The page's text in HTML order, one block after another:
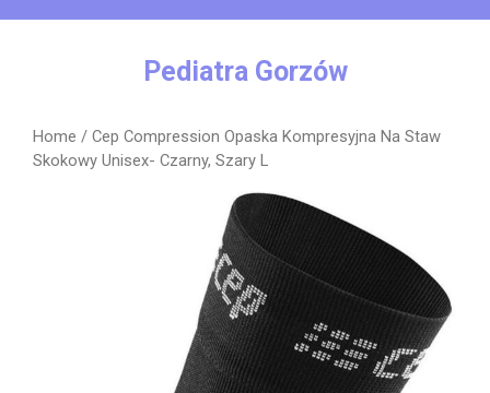
Pediatra Gorzów
Home / Cep Compression Opaska Kompresyjna Na Staw
Skokowy Unisex- Czarny, Szary L